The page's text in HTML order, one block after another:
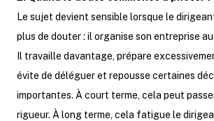
Le sujet devient sensible lorsque le
plus de douter : il organise son entreprise
Il travaille davantage, prépare
évite de déléguer et repousse certaines
importantes. À court terme, cela peut
rigueur. À long terme, cela fatigue le